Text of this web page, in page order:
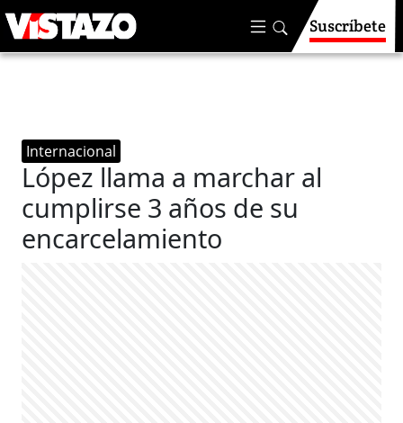
Suscríbete
Internacional
López llama a marchar al
cumplirse 3 años de su
encarcelamiento